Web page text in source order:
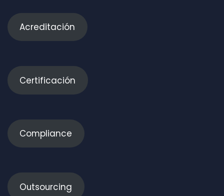
Acreditación
Certificación
Compliance
Outsourcing